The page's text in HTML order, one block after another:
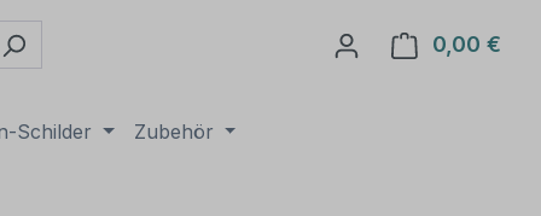
0,00 €
Schilder Zubehör